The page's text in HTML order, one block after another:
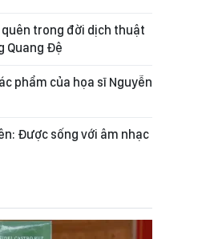
trong đời dịch thuật
Quang Đệ
phẩm của họa sĩ Nguyễn
Được sống với âm nhạc